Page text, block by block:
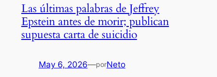
Las últimas palabras de Jeffrey
Epstein antes de morir; publican
supuesta carta de suicidio
May 6, 2026—porNeto